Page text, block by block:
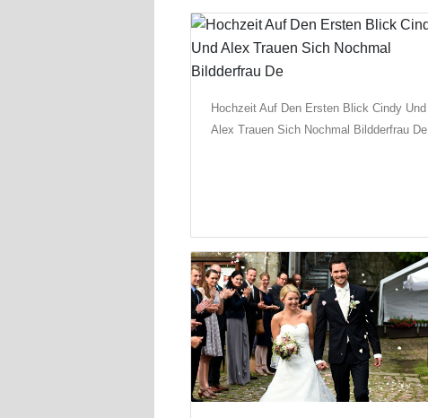
Hochzeit Auf Den Ersten Blick Cindy Und
Alex Trauen Sich Nochmal Bildderfrau De